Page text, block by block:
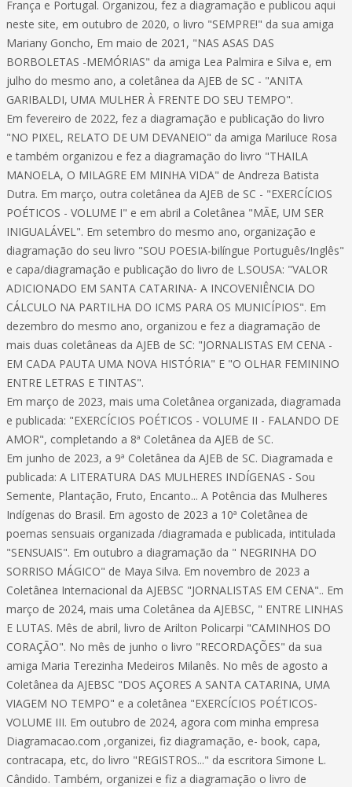
França e Portugal. Organizou, fez a diagramação e publicou aqui
neste site, em outubro de 2020, o livro "SEMPRE!" da sua amiga
Mariany Goncho, Em maio de 2021, "NAS ASAS DAS
BORBOLETAS -MEMÓRIAS" da amiga Lea Palmira e Silva e, em
julho do mesmo ano, a coletânea da AJEB de SC - "ANITA
GARIBALDI, UMA MULHER À FRENTE DO SEU TEMPO".
Em fevereiro de 2022, fez a diagramação e publicação do livro
"NO PIXEL, RELATO DE UM DEVANEIO" da amiga Mariluce Rosa
e também organizou e fez a diagramação do livro "THAILA
MANOELA, O MILAGRE EM MINHA VIDA" de Andreza Batista
Dutra. Em março, outra coletânea da AJEB de SC - "EXERCÍCIOS
POÉTICOS - VOLUME I" e em abril a Coletânea "MÃE, UM SER
INIGUALÁVEL". Em setembro do mesmo ano, organização e
diagramação do seu livro "SOU POESIA-bilíngue Português/Inglês"
e capa/diagramação e publicação do livro de L.SOUSA: "VALOR
ADICIONADO EM SANTA CATARINA- A INCOVENIÊNCIA DO
CÁLCULO NA PARTILHA DO ICMS PARA OS MUNICÍPIOS". Em
dezembro do mesmo ano, organizou e fez a diagramação de
mais duas coletâneas da AJEB de SC: "JORNALISTAS EM CENA -
EM CADA PAUTA UMA NOVA HISTÓRIA" E "O OLHAR FEMININO
ENTRE LETRAS E TINTAS".
Em março de 2023, mais uma Coletânea organizada, diagramada
e publicada: "EXERCÍCIOS POÉTICOS - VOLUME II - FALANDO DE
AMOR", completando a 8ª Coletânea da AJEB de SC.
Em junho de 2023, a 9ª Coletânea da AJEB de SC. Diagramada e
publicada: A LITERATURA DAS MULHERES INDÍGENAS - Sou
Semente, Plantação, Fruto, Encanto... A Potência das Mulheres
Indígenas do Brasil. Em agosto de 2023 a 10ª Coletânea de
poemas sensuais organizada /diagramada e publicada, intitulada
"SENSUAIS". Em outubro a diagramação da " NEGRINHA DO
SORRISO MÁGICO" de Maya Silva. Em novembro de 2023 a
Coletânea Internacional da AJEBSC "JORNALISTAS EM CENA".. Em
março de 2024, mais uma Coletânea da AJEBSC, " ENTRE LINHAS
E LUTAS. Mês de abril, livro de Arilton Policarpi "CAMINHOS DO
CORAÇÃO". No mês de junho o livro "RECORDAÇÕES" da sua
amiga Maria Terezinha Medeiros Milanês. No mês de agosto a
Coletânea da AJEBSC "DOS AÇORES A SANTA CATARINA, UMA
VIAGEM NO TEMPO" e a coletânea "EXERCÍCIOS POÉTICOS-
VOLUME III. Em outubro de 2024, agora com minha empresa
Diagramacao.com ,organizei, fiz diagramação, e- book, capa,
contracapa, etc, do livro "REGISTROS..." da escritora Simone L.
Cândido. Também, organizei e fiz a diagramação o livro de